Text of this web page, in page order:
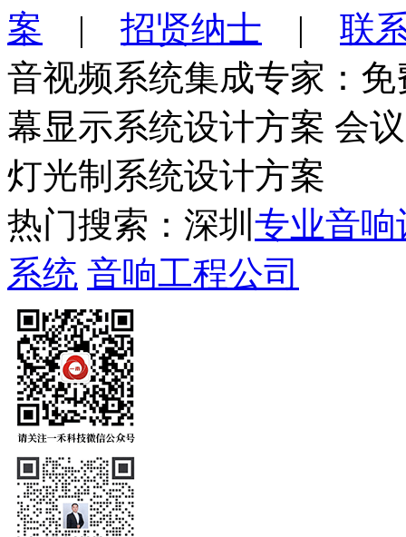
案 | 招贤纳士 | 联
音视频系统集成专家：
幕显示系统设计方案 会
灯光制系统设计方案
热门搜索：深圳 专业音响
系统 音响工程公司